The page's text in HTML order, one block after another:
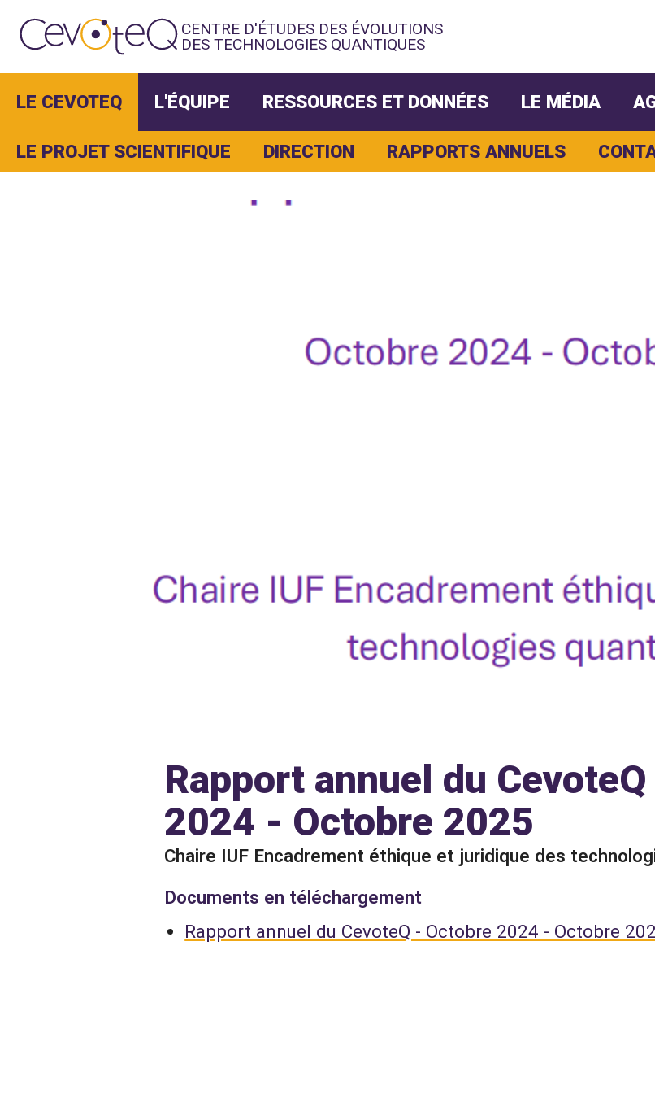
CENTRE D'ÉTUDES DES ÉVOLUTIONS
DES TECHNOLOGIES QUANTIQUES
LE CEVOTEQ L'ÉQUIPE RESSOURCES ET DONNÉES LE MÉDIA
LE PROJET SCIENTIFIQUE DIRECTION RAPPORTS ANNUELS
Rapport annuel du
2024 - Octobre 2025
Chaire IUF Encadrement éthique et juridique des
Documents en téléchargement
Rapport annuel du CevoteQ - Octobre 2024 - Octobre